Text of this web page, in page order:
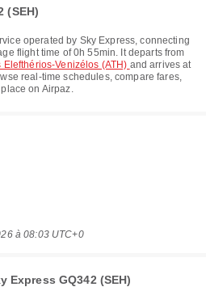
(SEH)
operated by Sky Express, connecting
flight time of0h 55min. It departs from
Venizélos (ATH) and arrives at
real-time schedules, compare fares,
on Airpaz.
à 08:03 UTC+0
Express GQ342 (SEH)